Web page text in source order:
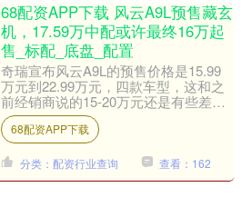
68配资APP下载 风云A9L预售藏玄
机，17.59万中配或许最终16万起
售_标配_底盘_配置
奇瑞宣布风云A9L的预售价格是15.99
万元到22.99万元，四款车型，这和之
前经销商说的15-20万元还是有些差
距。因此，很多用户认为风云A9L相比
星耀8 E....
68配资APP下载
分类：配资行业查询 查看：162